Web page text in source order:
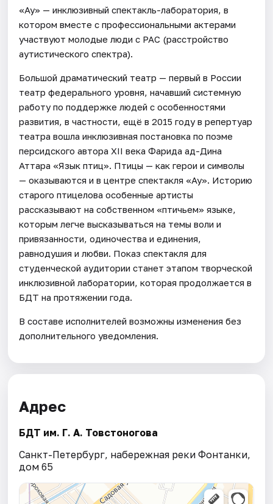
«Ау» — инклюзивный спектакль-лаборатория, в
котором вместе с профессиональными актерами
участвуют молодые люди с РАС (расстройство
аутистического спектра).
Большой драматический театр — первый в России
театр федерального уровня, начавший системную
работу по поддержке людей с особенностями
развития, в частности, ещё в 2015 году в репертуар
театра вошла инклюзивная постановка по поэме
персидского автора XII века Фарида ад-Дина
Аттара «Язык птиц». Птицы — как герои и символы
— оказываются и в центре спектакля «Ау». Историю
старого птицелова особенные артисты
рассказывают на собственном «птичьем» языке,
которым легче высказываться на темы воли и
привязанности, одиночества и единения,
равнодушия и любви. Показ спектакля для
студенческой аудитории станет этапом творческой
инклюзивной лаборатории, которая продолжается в
БДТ на протяжении года.
В составе исполнителей возможны изменения без
дополнительного уведомления.
Адрес
БДТ им. Г. А. Товстоногова
Санкт-Петербург, набережная реки Фонтанки,
дом 65